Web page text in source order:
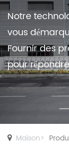
Notre
vous
Fournir des
pour
Maison>